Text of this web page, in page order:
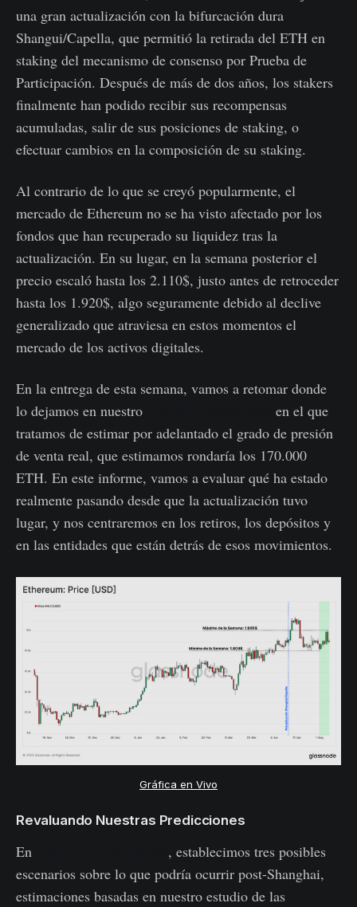
una gran actualización con la bifurcación dura
Shangui/Capella, que permitió la retirada del ETH en
staking del mecanismo de consenso por Prueba de
Participación. Después de más de dos años, los stakers
finalmente han podido recibir sus recompensas
acumuladas, salir de sus posiciones de staking, o
efectuar cambios en la composición de su staking.
Al contrario de lo que se creyó popularmente, el
mercado de Ethereum no se ha visto afectado por los
fondos que han recuperado su liquidez tras la
actualización. En su lugar, en la semana posterior el
precio escaló hasta los 2.110$, justo antes de retroceder
hasta los 1.920$, algo seguramente debido al declive
generalizado que atraviesa en estos momentos el
mercado de los activos digitales.
En la entrega de esta semana, vamos a retomar donde
lo dejamos en nuestro
en el que
tratamos de estimar por adelantado el grado de presión
de venta real, que estimamos rondaría los 170.000
ETH. En este informe, vamos a evaluar qué ha estado
realmente pasando desde que la actualización tuvo
lugar, y nos centraremos en los retiros, los depósitos y
en las entidades que están detrás de esos movimientos.
Gráfica en Vivo
Revaluando Nuestras Predicciones
En
, establecimos tres posibles
escenarios sobre lo que podría ocurrir post-Shanghai,
estimaciones basadas en nuestro estudio de las